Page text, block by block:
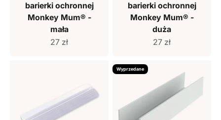
barierki ochronnej
Monkey Mum® -
mała
Cena sprzedaży
27 zł
barierki ochronnej
Monkey Mum® -
duża
Cena sprzedaży
27 zł
Wyprzedane